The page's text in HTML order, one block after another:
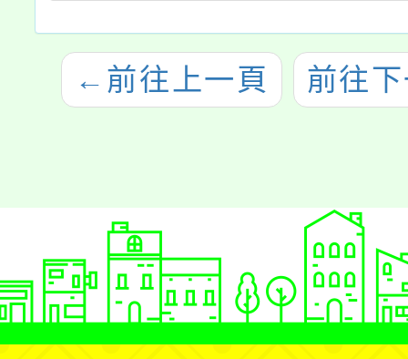
← 前往上一頁 前往